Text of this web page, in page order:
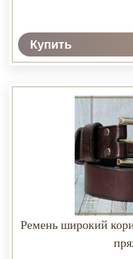
Купить
Ремень широкий